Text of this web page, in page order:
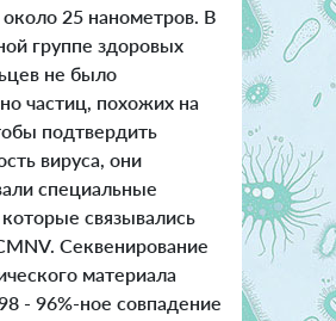
25 нанометров. В
группе здоровых
не было
частиц, похожих на
подтвердить
вируса, они
специальные
связывались
Секвенирование
материала
- 96%-ное совпадение